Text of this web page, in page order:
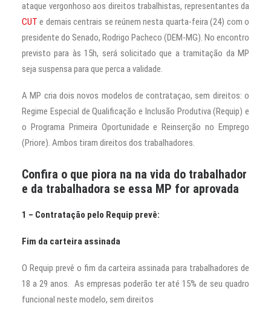
ataque vergonhoso aos direitos trabalhistas, representantes da
CUT e demais centrais se reúnem nesta quarta-feira (24) com o
presidente do Senado, Rodrigo Pacheco (DEM-MG). No encontro
previsto para às 15h, será solicitado que a tramitação da MP
seja suspensa para que perca a validade.
A MP cria dois novos modelos de contrataçao, sem direitos: o
Regime Especial de Qualificação e Inclusão Produtiva (Requip) e
o Programa Primeira Oportunidade e Reinserção no Emprego
(Priore). Ambos tiram direitos dos trabalhadores.
Confira o que piora na na vida do trabalhador
e da trabalhadora se essa MP for aprovada
1 – Contratação pelo Requip prevê:
Fim da carteira assinada
O Requip prevê o fim da carteira assinada para trabalhadores de
18 a 29 anos. As empresas poderão ter até 15% de seu quadro
funcional neste modelo, sem direitos